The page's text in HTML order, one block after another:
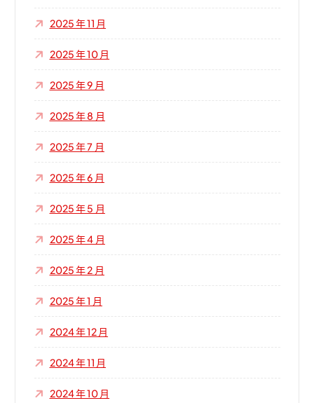
2025 年 11 月
2025 年 10 月
2025 年 9 月
2025 年 8 月
2025 年 7 月
2025 年 6 月
2025 年 5 月
2025 年 4 月
2025 年 2 月
2025 年 1 月
2024 年 12 月
2024 年 11 月
2024 年 10 月